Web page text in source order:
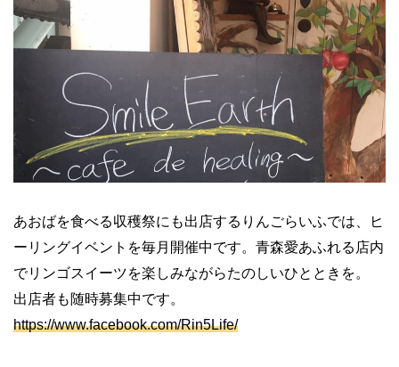
あおばを食べる収穫祭にも出店するりんごらいふでは、ヒ
ーリングイベントを毎月開催中です。青森愛あふれる店内
でリンゴスイーツを楽しみながらたのしいひとときを。
出店者も随時募集中です。
https://www.facebook.com/Rin5Life/